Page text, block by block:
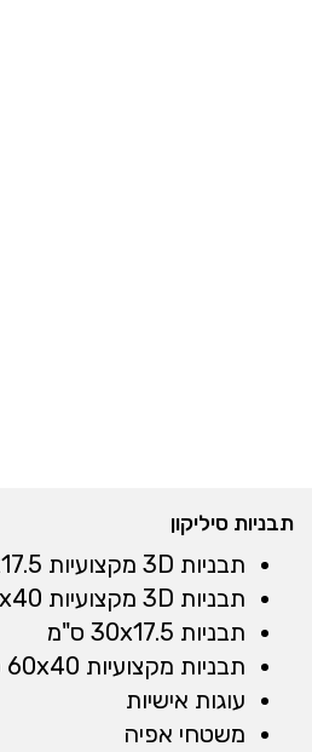
תבניות סיליקון
תבניות 3D מקצועיות 30x17.5 ס"מ
תבניות 3D מקצועיות 30x40 ס"מ
תבניות 30x17.5 ס"מ
תבניות מקצועיות 60x40 ס"מ
עוגות אישיות
משטחי אפיה